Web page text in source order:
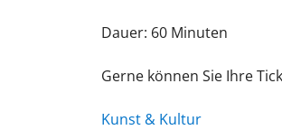
Dauer: 60 Minuten
Gerne können Sie Ihre
Kunst & Kultur